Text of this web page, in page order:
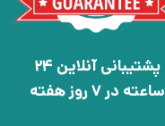
پشتیبانی آنلاین 24
ساعته در 7 روز هفته